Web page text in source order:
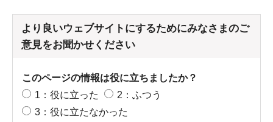
より良いウェブサイトにするためにみなさまのご
意見をお聞かせください
このページの情報は役に立ちましたか？
1：役に立った
2：ふつう
3：役に立たなかった